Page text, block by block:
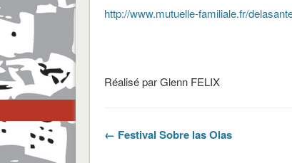
http://www.mutuelle-familiale.fr/
Réalisé par Glenn FELIX
← Festival Sobre las Olas